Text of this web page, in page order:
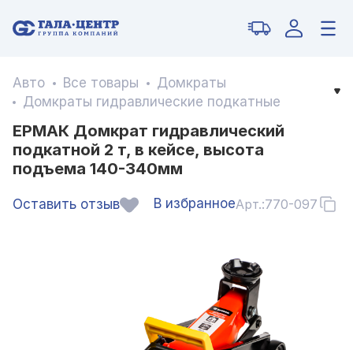
Авто Все товары
Домкраты
Домкраты гидравлические подкатные
ЕРМАК Домкрат гидравлический
подкатной 2 т, в кейсе, высота
подъема 140-340мм
Оставить отзыв В избранноеАрт.:770-097